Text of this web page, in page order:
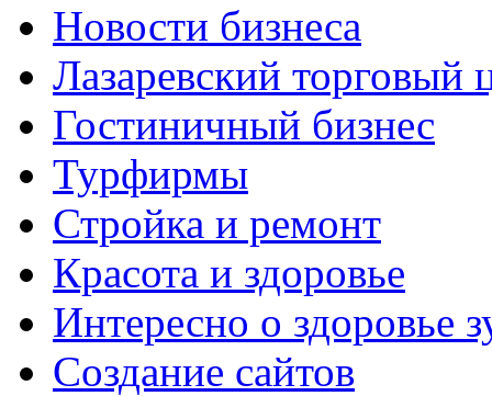
Новости бизнеса
Лазаревский торговый
Гостиничный бизнес
Турфирмы
Стройка и ремонт
Красота и здоровье
Интересно о здоровье
Создание сайтов